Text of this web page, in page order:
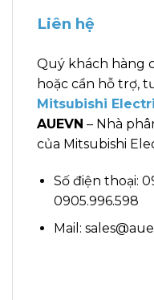
Liên hệ
Quý khách hàng
hoặc cần hỗ trợ,
Mitsubishi
AUEVN – Nhà
của Mitsubishi
Số điện thoại:
0905.996.598
Mail: